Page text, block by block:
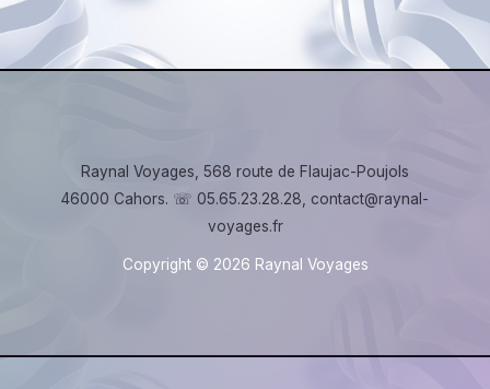
Raynal Voyages, 568 route de Flaujac-Poujols
46000 Cahors. ☏ 05.65.23.28.28, contact@raynal-
voyages.fr
Copyright © 2026 Raynal Voyages